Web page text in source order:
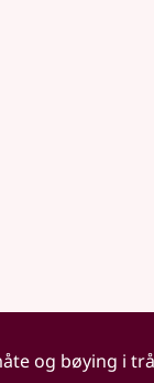
og bøying i